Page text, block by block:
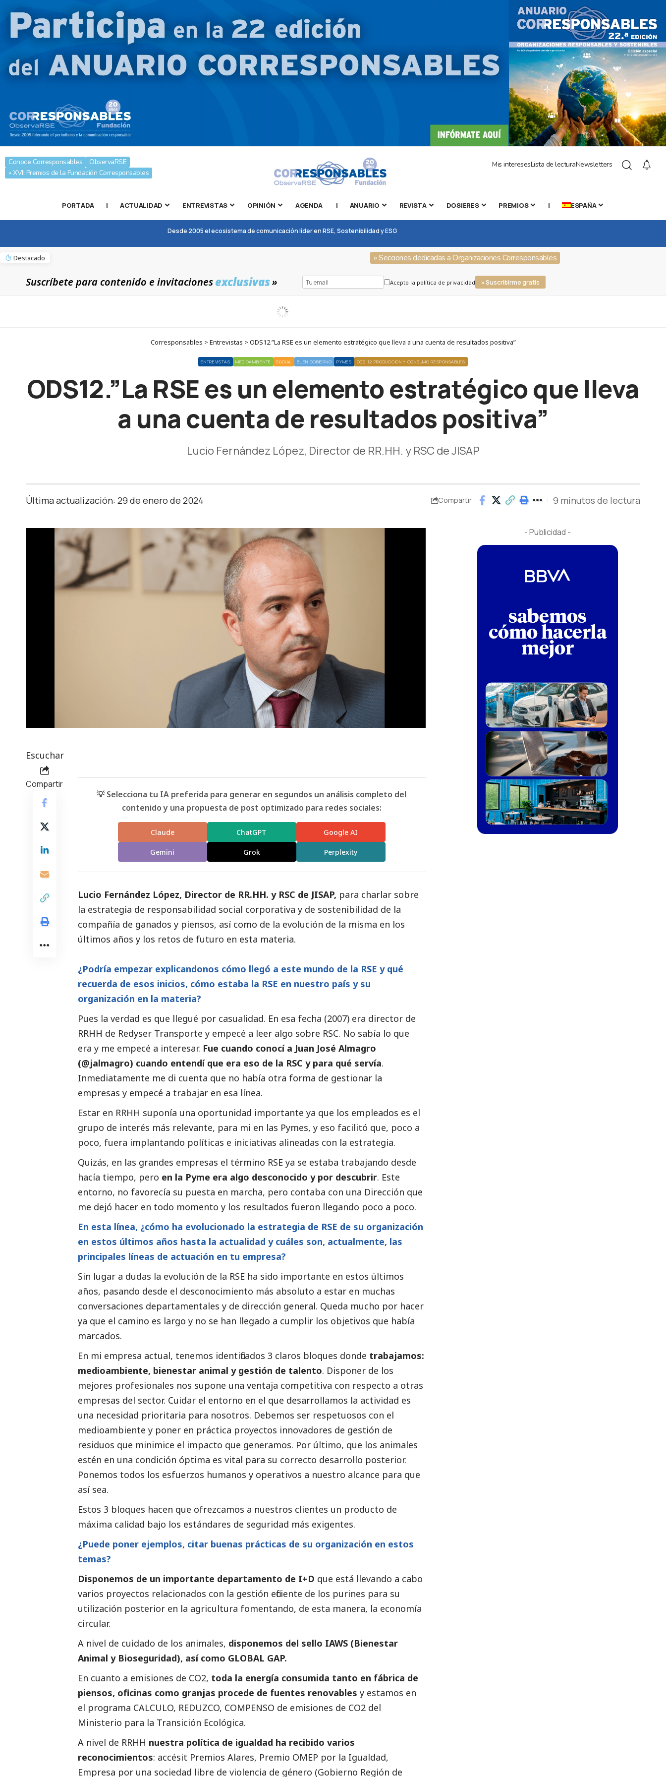
Conoce Corresponsables
ObservaRSE
» XVII Premios de la Fundación Corresponsables
Mis interesesLista de lecturaNewsletters
PORTADA | ACTUALIDAD ENTREVISTAS OPINIÓN AGENDA | ANUARIO REVISTA DOSIERES PREMIOS | ESPAÑA
Desde 2005 el ecosistema de comunicación líder en RSE, Sostenibilidad y ESG
Destacado » Secciones dedicadas a Organizaciones Corresponsables
Suscríbete para contenido e invitacionesexclusivas» Acepto la política de privacidad » Suscribirme gratis
Corresponsables > Entrevistas > ODS12.”La RSE es un elemento estratégico que lleva a una cuenta de resultados positiva”
ENTREVISTAS MEDIOAMBIENTE SOCIAL BUEN GOBIERNO PYMES ODS 12 PRODUCCIÓN Y CONSUMO RESPONSABLES
ODS12.”La RSE es un elemento estratégico que lleva
a una cuenta de resultados positiva”
Lucio Fernández López, Director de RR.HH. y RSC de JISAP
Última actualización: 29 de enero de 2024 Compartir 9 minutos de lectura
Escuchar
Compartir
💡 Selecciona tu IA preferida para generar en segundos un análisis completo del
contenido y una propuesta de post optimizado para redes sociales:
Claude ChatGPT Google AI
Gemini Grok Perplexity
Lucio Fernández López, Director de RR.HH. y RSC de JISAP, para charlar sobre
la estrategia de responsabilidad social corporativa y de sostenibilidad de la
compañía de ganados y piensos, así como de la evolución de la misma en los
últimos años y los retos de futuro en esta materia.
¿Podría empezar explicandonos cómo llegó a este mundo de la RSE y qué
recuerda de esos inicios, cómo estaba la RSE en nuestro país y su
organización en la materia?
Pues la verdad es que llegué por casualidad. En esa fecha (2007) era director de
RRHH de Redyser Transporte y empecé a leer algo sobre RSC. No sabía lo que
era y me empecé a interesar. Fue cuando conocí a Juan José Almagro
(@jalmagro) cuando entendí que era eso de la RSC y para qué servía.
Inmediatamente me di cuenta que no había otra forma de gestionar la
empresas y empecé a trabajar en esa línea.
Estar en RRHH suponía una oportunidad importante ya que los empleados es el
grupo de interés más relevante, para mi en las Pymes, y eso facilitó que, poco a
poco, fuera implantando políticas e iniciativas alineadas con la estrategia.
Quizás, en las grandes empresas el término RSE ya se estaba trabajando desde
hacía tiempo, pero en la Pyme era algo desconocido y por descubrir. Este
entorno, no favorecía su puesta en marcha, pero contaba con una Dirección que
me dejó hacer en todo momento y los resultados fueron llegando poco a poco.
En esta línea, ¿cómo ha evolucionado la estrategia de RSE de su organización
en estos últimos años hasta la actualidad y cuáles son, actualmente, las
principales líneas de actuación en tu empresa?
Sin lugar a dudas la evolución de la RSE ha sido importante en estos últimos
años, pasando desde el desconocimiento más absoluto a estar en muchas
conversaciones departamentales y de dirección general. Queda mucho por hacer
ya que el camino es largo y no se han llegado a cumplir los objetivos que había
marcados.
En mi empresa actual, tenemos identificados 3 claros bloques donde trabajamos:
medioambiente, bienestar animal y gestión de talento. Disponer de los
mejores profesionales nos supone una ventaja competitiva con respecto a otras
empresas del sector. Cuidar el entorno en el que desarrollamos la actividad es
una necesidad prioritaria para nosotros. Debemos ser respetuosos con el
medioambiente y poner en práctica proyectos innovadores de gestión de
residuos que minimice el impacto que generamos. Por último, que los animales
estén en una condición óptima es vital para su correcto desarrollo posterior.
Ponemos todos los esfuerzos humanos y operativos a nuestro alcance para que
así sea.
Estos 3 bloques hacen que ofrezcamos a nuestros clientes un producto de
máxima calidad bajo los estándares de seguridad más exigentes.
¿Puede poner ejemplos, citar buenas prácticas de su organización en estos
temas?
Disponemos de un importante departamento de I+D que está llevando a cabo
varios proyectos relacionados con la gestión eficiente de los purines para su
utilización posterior en la agricultura fomentando, de esta manera, la economía
circular.
A nivel de cuidado de los animales, disponemos del sello IAWS (Bienestar
Animal y Bioseguridad), así como GLOBAL GAP.
En cuanto a emisiones de CO2, toda la energía consumida tanto en fábrica de
piensos, oficinas como granjas procede de fuentes renovables y estamos en
el programa CALCULO, REDUZCO, COMPENSO de emisiones de CO2 del
Ministerio para la Transición Ecológica.
A nivel de RRHH nuestra política de igualdad ha recibido varios
reconocimientos: accésit Premios Alares, Premio OMEP por la Igualdad,
Empresa por una sociedad libre de violencia de género (Gobierno Región de
- Publicidad -